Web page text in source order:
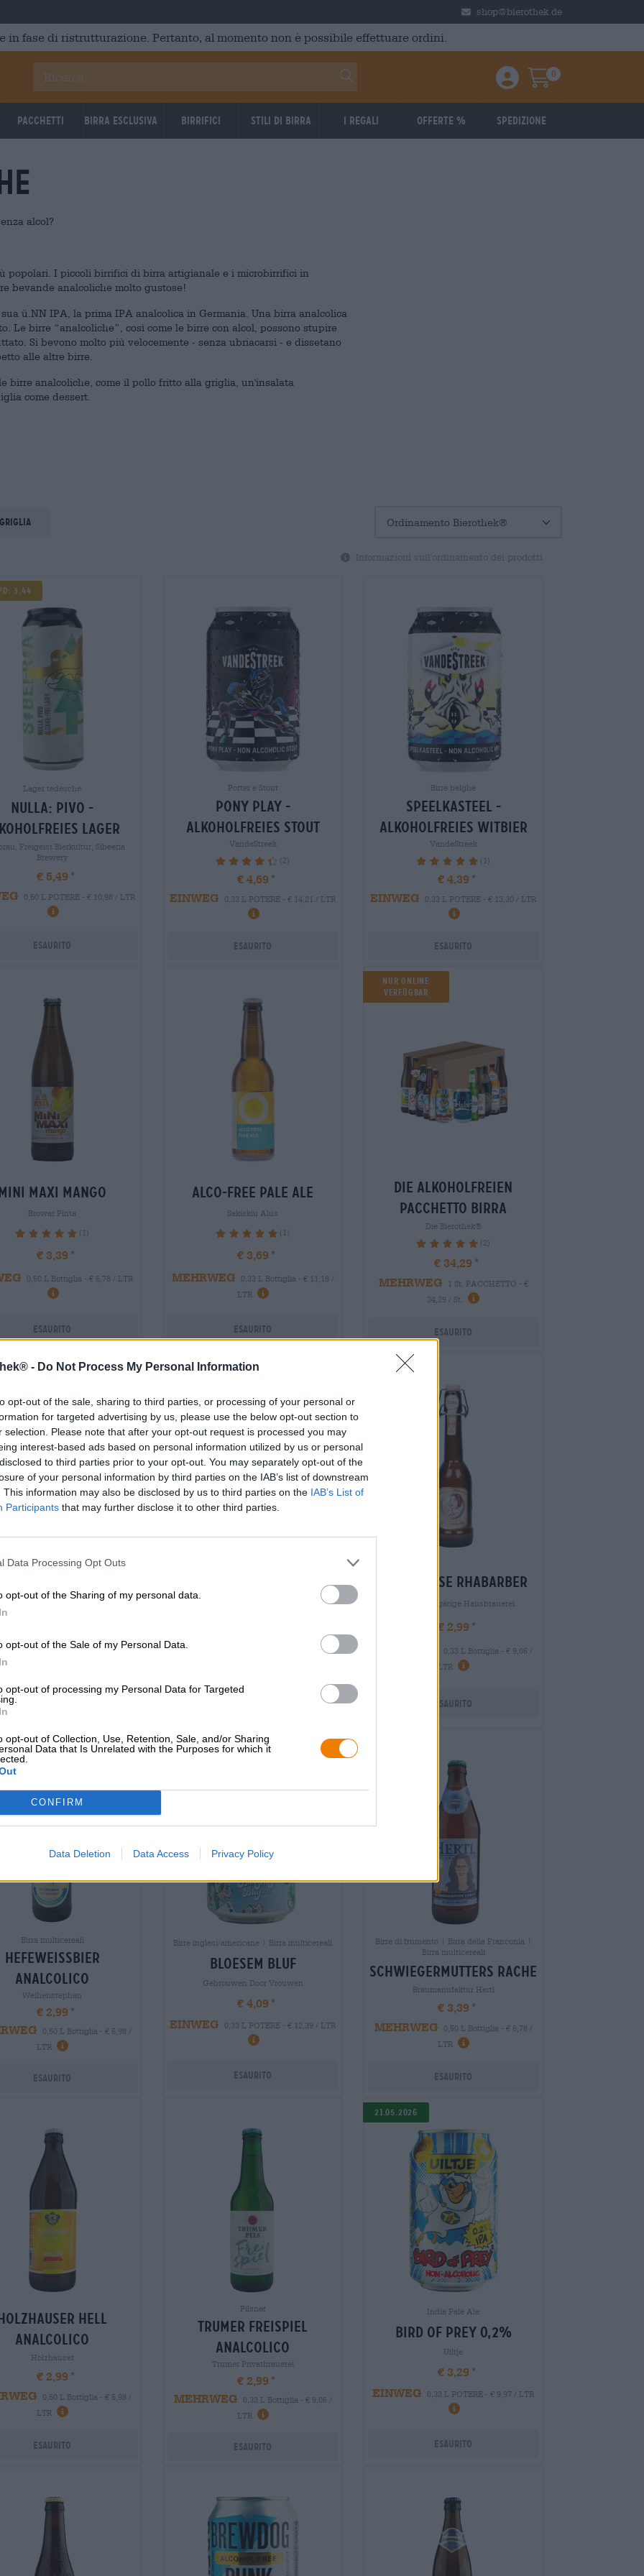
- Do Not Process My Personal Information
opt-out of the sale, sharing to third parties, or processing of your personal or
for targeted advertising by us, please use the below opt-out section to
selection. Please note that after your opt-out request is processed you may
interest-based ads based on personal information utilized by us or personal
to third parties prior to your opt-out. You may separately opt-out of the
of your personal information by third parties on the IAB’s list of downstream
This information may also be disclosed by us to third parties on the IAB’s List of
Participants that may further disclose it to other third parties.
Data Processing Opt Outs
opt-out of the Sharing of my personal data.
opt-out of the Sale of my Personal Data.
opt-out of processing my Personal Data for Targeted
opt-out of Collection, Use, Retention, Sale, and/or Sharing
Data that Is Unrelated with the Purposes for which it
CONFIRM
Data Deletion Data Access Privacy Policy
shop@bierothek.de
in fase di ristrutturazione. Pertanto, al momento non è possibile effettuare ordini.
Einloggen / Anmelden
Warenkorb
0
Pacchetti Birra Esclusiva Birrifici Stili di birra I regali Offerte % Spedizione
alcol?
popolari. I piccoli birrifici di birra artigianale e i microbirrifici in
bevande analcoliche molto gustose!
ü.NN IPA, la prima IPA analcolica in Germania. Una birra analcolica
Le birre “analcoliche”, così come le birre con alcol, possono stupire
Si bevono molto più velocemente - senza ubriacarsi - e dissetano
alle altre birre.
birre analcoliche, come il pollo fritto alla griglia, un'insalata
come dessert.
griglia
Informazioni sull'ordinamento dei prodotti
3,44
Lager tedesche
nulla: pivo -
lager
Freigeist Bierkultur, Sibeeria
Brewery
€ 5,49
0,50 L POTERE - € 10,98 / LTR
Esaurito
Porter e Stout
pony play -
alkoholfreies stout
VandeStreek
90% (2)
€ 4,69
EINWEG
0,33 L POTERE - € 14,21 / LTR
Esaurito
Birre belghe
speelkasteel -
alkoholfreies witbier
VandeStreek
100% (1)
€ 4,39
EINWEG
0,33 L POTERE - € 13,30 / LTR
Esaurito
maxi mango
Browar Pinta
100% (1)
€ 3,39
0,50 L Bottiglia - € 6,78 / LTR
Esaurito
alco-free pale ale
Sakiskiu Alus
100% (1)
€ 3,69
MEHRWEG
0,33 L Bottiglia - € 11,18 /
LTR
Esaurito
Nur Online
verfügbar
die alkoholfreien
Pacchetto birra
Die Bierothek®
100% (2)
€ 34,29
MEHRWEG
1 St. PACCHETTO - €
34,29 / St.
Esaurito
| Birra della Franconia
Brauhaus Faust
€ 2,29
0,33 L Bottiglia - € 10,27 /
fassbrause rhabarber
Uerige Obergärige Hausbrauerei
€ 2,99
0,33 L Bottiglia - € 9,06 /
LTR
Esaurito
Birra multicereali
hefeweissbier
analcolico
Weihenstephan
€ 2,99
0,50 L Bottiglia - € 5,98 /
LTR
Esaurito
Birre inglesi/americane | Birra multicereali
bloesem bluf
Gebrouwen Door Vrouwen
€ 4,09
EINWEG
0,33 L POTERE - € 12,39 / LTR
Esaurito
Birre di frumento | Birra della Franconia |
Birra multicereali
schwiegermutters rache
Braumanufaktur Hertl
€ 3,39
MEHRWEG
0,50 L Bottiglia - € 6,78 /
LTR
Esaurito
hell
analcolico
Holzhauser
€ 2,99
0,50 L Bottiglia - € 5,98 /
LTR
Esaurito
Pilsner
trumer freispiel
analcolico
Trumer Privatbrauerei
€ 2,99
MEHRWEG
0,33 L Bottiglia - € 9,06 /
LTR
Esaurito
21.05.2026
India Pale Ale
bird of prey 0,2%
Uiltje
€ 3,29
EINWEG
0,33 L POTERE - € 9,97 / LTR
Esaurito